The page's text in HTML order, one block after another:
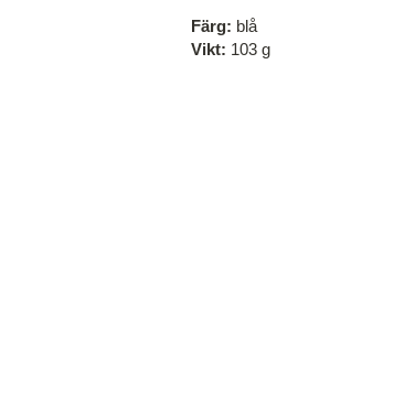
Färg: blå
Vikt: 103 g